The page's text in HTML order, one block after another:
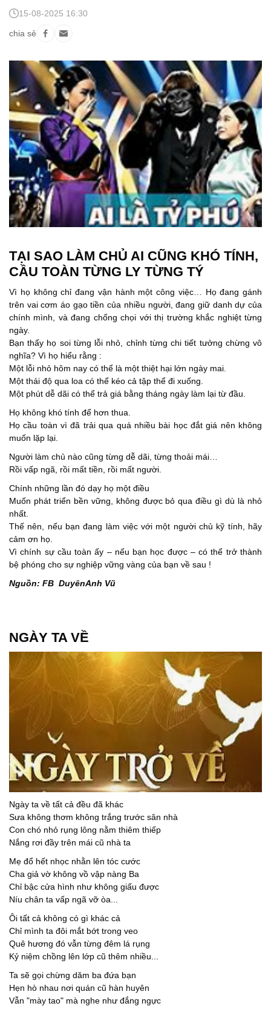
chia sẻ
15-08-2025 16:30
TẠI SAO LÀM CHỦ AI CŨNG KHÓ TÍNH,
CẦU TOÀN TỪNG LY TỪNG TÝ
Vì họ không chỉ đang vận hành một công việc…
Họ đang gánh
trên vai cơm áo gạotiềncủa nhiều người, đang giữ danh dự của
chính mình, và đang chống chọi với thị trường khắc nghiệt từng
ngày.
Bạn thấy họ soi từng lỗi nhỏ, chỉnh từng chi tiết tưởng chừng vô
nghĩa? Vì họ hiểu rằng :
Một lỗi nhỏ hôm nay có thể là một thiệt hại lớn ngày mai.
Một thái độ qua loa có thể kéo cả tập thể đi xuống.
Một phút dễ dãi có thể trả giá bằng tháng ngày làm lại từ đầu.
Họ không khó tính để hơn thua.
Họ cầu toàn vì đã trải qua quá nhiều bài học đắt giá nên không
muốn lặp lại.
Người làm chủ nào cũng từng dễ dãi, từng thoải mái…
Rồi vấp ngã, rồi mất tiền, rồi mất người.
Chính những lần đó dạy họ một điều
Muốn phát triển bền vững, không được bỏ qua điều gì dù là nhỏ
nhất.
Thế nên, nếu bạn đang làm việc với một người chủ kỹ tính, hãy
cảm ơn họ.
Vì chính sự cầu toàn ấy – nếu bạn học được – có thể trở thành
bệ phóng cho sự nghiệp vững vàng của bạn về sau !
Nguồn: FB DuyênAnh Vũ
NGÀY TA VỀ
Ngày ta về tất cả đều đã khác
Sưa không thơm không trắng trước sân nhà
Con chó nhỏ rụng lông nằm thiêm thiếp
Nắng rơi đầy trên mái cũ nhà ta
Mẹ đổ hết nhọc nhằn lên tóc cước
Cha giả vờ không vồ vập nàng Ba
Chỉ bậc cửa hình như không giấu được
Níu chân ta vấp ngã vỡ òa...
Ôi tất cả không có gì khác cả
Chỉ mình ta đôi mắt bớt trong veo
Quê hương đó vẫn từng đêm lá rụng
Kỷ niệm chồng lên lớp cũ thêm nhiều...
Ta sẽ gọi chừng dăm ba đứa bạn
Hẹn hò nhau nơi quán cũ hàn huyên
Vẫn "mày tao" mà nghe như đắng ngực